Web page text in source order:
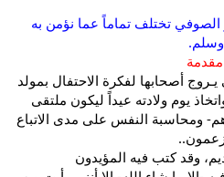
تختلف تماماً عما نؤمن به
وسلم.
مقدمة
أصحابها لفكرة الاحتفال بمولد
يوم ولادته عيداً ليكون ملتقى
ومحاسبة النفس على مدى الاتباع
وقد كتب فيه المؤيدون